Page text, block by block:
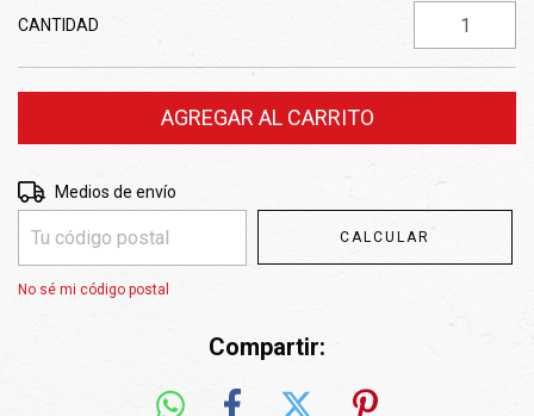
CANTIDAD
Entregas para el CP:
Medios de envío
CALCULAR
No sé mi código postal
Compartir: